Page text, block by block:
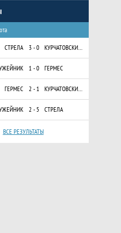
СТРЕЛА 3 - 0 КУРЧАТОВСКИЕ СТРЕЛЫ
1 - 0 ГЕРМЕС
ГЕРМЕС 2 - 1 КУРЧАТОВСКИЕ СТРЕЛЫ
2 - 5 СТРЕЛА
ВСЕ РЕЗУЛЬТАТЫ